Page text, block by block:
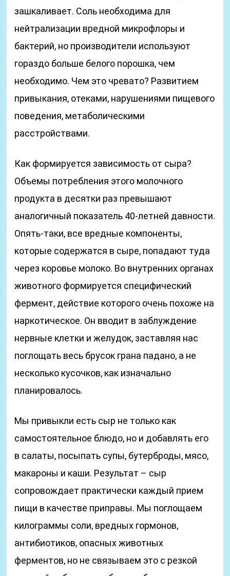
зашкаливает. Соль необходима для
нейтрализации вредной микрофлоры и
бактерий, но производители используют
гораздо больше белого порошка, чем
необходимо. Чем это чревато? Развитием
привыкания, отеками, нарушениями пищевого
поведения, метаболическими
расстройствами.
Как формируется зависимость от сыра?
Объемы потребления этого молочного
продукта в десятки раз превышают
аналогичный показатель 40-летней давности.
Опять-таки, все вредные компоненты,
которые содержатся в сыре, попадают туда
через коровье молоко. Во внутренних органах
животного формируется специфический
фермент, действие которого очень похоже на
наркотическое. Он вводит в заблуждение
нервные клетки и желудок, заставляя нас
поглощать весь брусок грана падано, а не
несколько кусочков, как изначально
планировалось.
Мы привыкли есть сыр не только как
самостоятельное блюдо, но и добавлять его
в салаты, посыпать супы, бутерброды, мясо,
макароны и каши. Результат – сыр
сопровождает практически каждый прием
пищи в качестве приправы. Мы поглощаем
килограммы соли, вредных гормонов,
антибиотиков, опасных животных
ферментов, но не связываем это с резкой